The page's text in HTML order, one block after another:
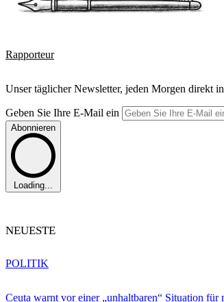
Rapporteur
Unser täglicher Newsletter, jeden Morgen direkt
Geben Sie Ihre E-Mail ein
Abonnieren
Loading...
NEUESTE
Ceuta warnt vor einer „unhaltbaren“ Situation für
POLITIK